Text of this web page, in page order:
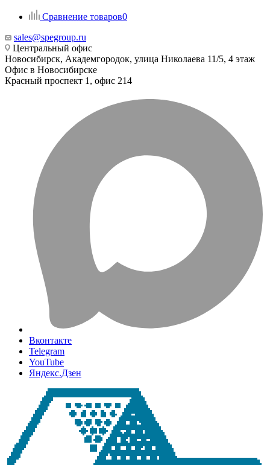
Сравнение товаров0
sales@spegroup.ru
Центральный офис
Новосибирск, Академгородок, улица Николаева 11/5, 4 этаж
Офис в Новосибирске
Красный проспект 1, офис 214
Вконтакте
Telegram
YouTube
Яндекс.Дзен